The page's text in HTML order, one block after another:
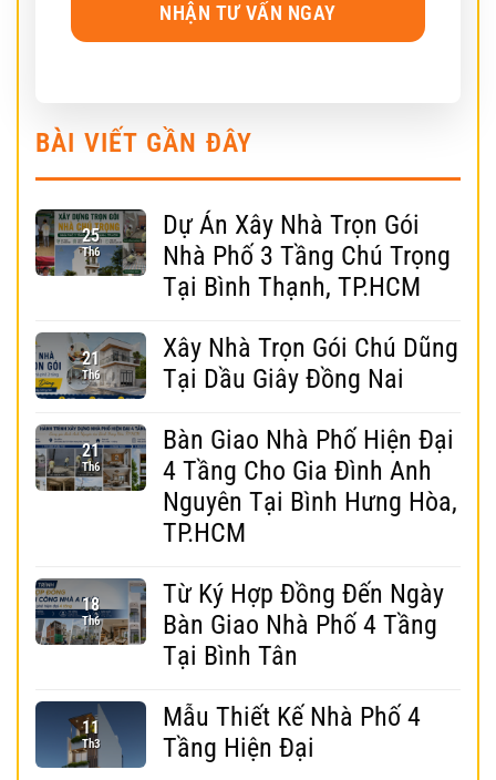
BÀI VIẾT GẦN ĐÂY
25
Th6
Dự Án Xây Nhà Trọn Gói
Nhà Phố 3 Tầng Chú Trọng
Tại Bình Thạnh, TP.HCM
21
Th6
Xây Nhà Trọn Gói Chú Dũng
Tại Dầu Giây Đồng Nai
21
Th6
Bàn Giao Nhà Phố Hiện Đại
4 Tầng Cho Gia Đình Anh
Nguyên Tại Bình Hưng Hòa,
TP.HCM
18
Th6
Từ Ký Hợp Đồng Đến Ngày
Bàn Giao Nhà Phố 4 Tầng
Tại Bình Tân
11
Th3
Mẫu Thiết Kế Nhà Phố 4
Tầng Hiện Đại